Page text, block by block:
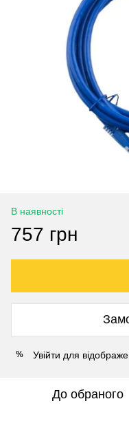
В наявності
757 грн
% Увійти для
До обраного